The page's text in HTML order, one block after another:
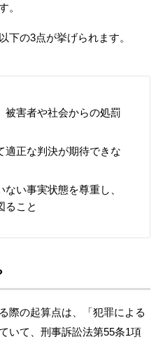
。
下の3点が挙げられます。
被害者や社会からの処罰
適正な判決が期待できな
い事実状態を尊重し、
ること
際の起算点は、「犯罪による
いて、刑事訴訟法第55条1項